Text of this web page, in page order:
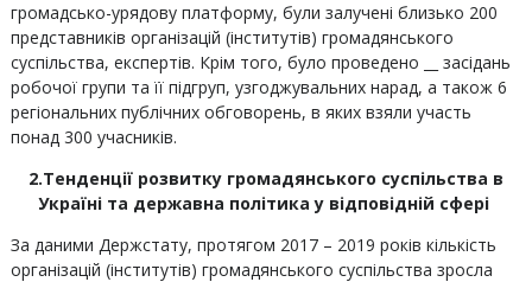
громадсько-урядову платформу, були залучені близько 200
представників організацій (інститутів) громадянського
суспільства, експертів. Крім того, було проведено __ засідань
робочої групи та її підгруп, узгоджувальних нарад, а також 6
регіональних публічних обговорень, в яких взяли участь
понад 300 учасників.
2.Тенденції розвитку громадянського суспільства в
Україні та державна політика у відповідній сфері
За даними Держстату, протягом 2017 – 2019 років кількість
організацій (інститутів) громадянського суспільства зросла